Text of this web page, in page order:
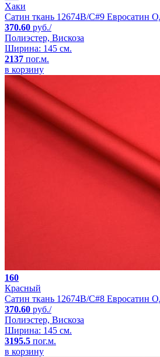
Хаки
Сатин ткань 12674B/C#9 Евросатин
370.60 руб./
Полиэстер, Вискоза
Ширина: 145 см.
2137 пог.м.
в корзину
160
Красный
Сатин ткань 12674B/C#8 Евросатин
370.60 руб./
Полиэстер, Вискоза
Ширина: 145 см.
3195.5 пог.м.
в корзину